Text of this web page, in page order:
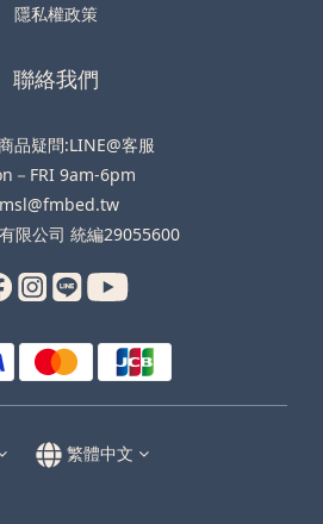
隱私權政策
聯絡我們
品疑問:LINE@客服
－FRI 9am-6pm
限公司 統編29055600
繁體中文